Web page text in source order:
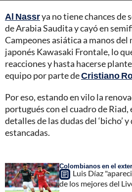
Al Nassrya no tiene chances de
de Arabia Saudita y cayó en
Campeones asiática a manos
japonés Kawasaki Frontale, lo
reacciones y hasta hacerse
equipo por parte deCristiano
Por eso, estando en vilo la
portugués con el cuadro de Riad,
detalles de las dudas del ‘bicho’
estancadas.
Colombianos en el
Luis Díaz
de los mejores del